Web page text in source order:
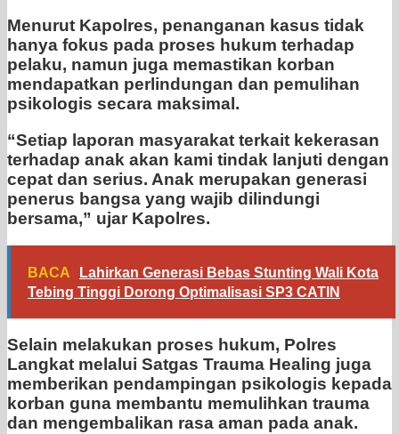
Menurut Kapolres, penanganan kasus tidak
hanya fokus pada proses hukum terhadap
pelaku, namun juga memastikan korban
mendapatkan perlindungan dan pemulihan
psikologis secara maksimal.
“Setiap laporan masyarakat terkait kekerasan
terhadap anak akan kami tindak lanjuti dengan
cepat dan serius. Anak merupakan generasi
penerus bangsa yang wajib dilindungi
bersama,” ujar Kapolres.
BACA
Lahirkan Generasi Bebas Stunting Wali Kota
Tebing Tinggi Dorong Optimalisasi SP3 CATIN
Selain melakukan proses hukum, Polres
Langkat melalui Satgas Trauma Healing juga
memberikan pendampingan psikologis kepada
korban guna membantu memulihkan trauma
dan mengembalikan rasa aman pada anak.